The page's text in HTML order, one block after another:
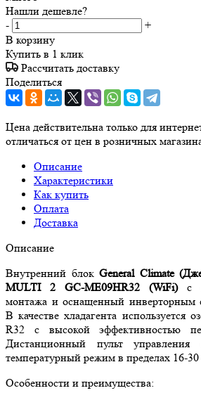
Нашли дешевле?
-
+
В корзину
Купить в 1 клик
Рассчитать доставку
Поделиться
Цена действительна только для
отличаться от цен в розничных
Описание
Характеристики
Как купить
Оплата
Доставка
Описание
Внутренний блок General Climate
MULTI 2 GC-ME09HR32 (WiFi) с
монтажа и оснащенный инверторным
В качестве хладагента используется
R32 с высокой эффективностью
Дистанционный пульт управления
температурный режим в пределах 16-30
Особенности и преимущества: